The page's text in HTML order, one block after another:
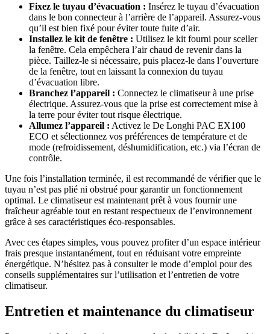
Fixez le tuyau d’évacuation : Insérez le tuyau d’évacuation
dans le bon connecteur à l’arrière de l’appareil. Assurez-vous
qu’il est bien fixé pour éviter toute fuite d’air.
Installez le kit de fenêtre : Utilisez le kit fourni pour sceller
la fenêtre. Cela empêchera l’air chaud de revenir dans la
pièce. Taillez-le si nécessaire, puis placez-le dans l’ouverture
de la fenêtre, tout en laissant la connexion du tuyau
d’évacuation libre.
Branchez l’appareil : Connectez le climatiseur à une prise
électrique. Assurez-vous que la prise est correctement mise à
la terre pour éviter tout risque électrique.
Allumez l’appareil : Activez le De Longhi PAC EX100
ECO et sélectionnez vos préférences de température et de
mode (refroidissement, déshumidification, etc.) via l’écran de
contrôle.
Une fois l’installation terminée, il est recommandé de vérifier que le
tuyau n’est pas plié ni obstrué pour garantir un fonctionnement
optimal. Le climatiseur est maintenant prêt à vous fournir une
fraîcheur agréable tout en restant respectueux de l’environnement
grâce à ses caractéristiques éco-responsables.
Avec ces étapes simples, vous pouvez profiter d’un espace intérieur
frais presque instantanément, tout en réduisant votre empreinte
énergétique. N’hésitez pas à consulter le mode d’emploi pour des
conseils supplémentaires sur l’utilisation et l’entretien de votre
climatiseur.
Entretien et maintenance du climatiseur